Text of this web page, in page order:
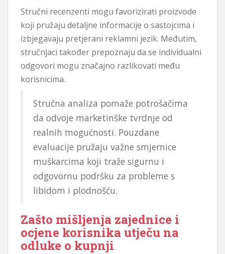
Stručni recenzenti mogu favorizirati proizvode
koji pružaju detaljne informacije o sastojcima i
izbjegavaju pretjerani reklamni jezik. Međutim,
stručnjaci također prepoznaju da se individualni
odgovori mogu značajno razlikovati među
korisnicima.
Stručna analiza pomaže potrošačima
da odvoje marketinške tvrdnje od
realnih mogućnosti. Pouzdane
evaluacije pružaju važne smjernice
muškarcima koji traže sigurnu i
odgovornu podršku za probleme s
libidom i plodnošću.
Zašto mišljenja zajednice i
ocjene korisnika utječu na
odluke o kupnji